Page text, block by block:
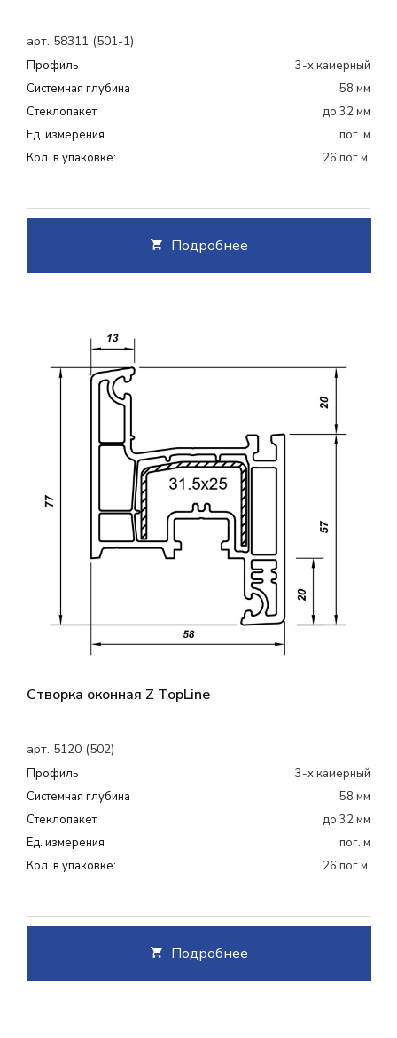
арт. 58311 (501-1)
Профиль
3-х камерный
Системная глубина
58 мм
Cтеклопакет
до 32 мм
Ед. измерения
пог. м
Кол. в упаковке:
26 пог.м.
Подробнее
Створка оконная Z TopLine
арт. 5120 (502)
Профиль
3-х камерный
Системная глубина
58 мм
Cтеклопакет
до 32 мм
Ед. измерения
пог. м
Кол. в упаковке:
26 пог.м.
Подробнее